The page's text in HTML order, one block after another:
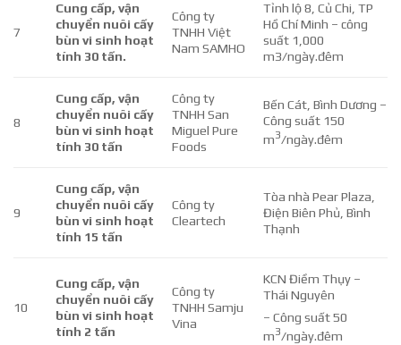
7
Cung cấp, vận
chuyển nuôi cấy
bùn vi sinh hoạt
tính 30 tấn.
Công ty
TNHH Việt
Nam SAMHO
Tỉnh lộ 8, Củ Chi, TP
Hồ Chí Minh – công
suất 1,000
m3/ngày.đêm
8
Cung cấp, vận
chuyển nuôi cấy
bùn vi sinh hoạt
tính 30 tấn
Công ty
TNHH San
Miguel Pure
Foods
Bến Cát, Bình Dương –
Công suất 150
m3/ngày.đêm
9
Cung cấp, vận
chuyển nuôi cấy
bùn vi sinh hoạt
tính 15 tấn
Công ty
Cleartech
Tòa nhà Pear Plaza,
Điện Biên Phủ, Bình
Thạnh
10
Cung cấp, vận
chuyển nuôi cấy
bùn vi sinh hoạt
tính 2 tấn
Công ty
TNHH Samju
Vina
KCN Điềm Thụy –
Thái Nguyên
– Công suất 50
m3/ngày.đêm